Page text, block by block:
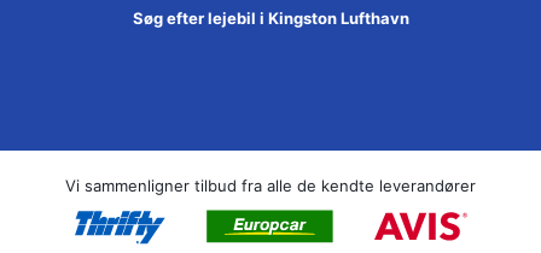
Søg efter lejebil i Kingston Lufthavn
Vi sammenligner tilbud fra alle de kendte leverandører